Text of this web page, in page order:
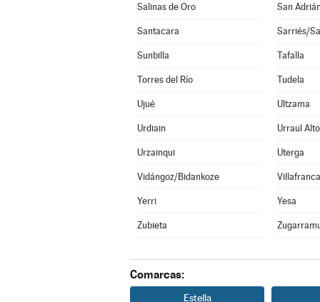
Salinas de Oro San Adrián
Santacara Sarriés/
Sunbilla Tafalla
Torres del Río Tudela
Ujué Ultzama
Urdiain Urraul Alto
Urzainqui Uterga
Vidángoz/Bidankoze Villafranca
Yerri Yesa
Zubieta
Comarcas:
Estella